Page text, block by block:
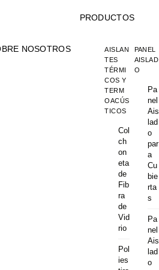
NOSOTROS
PRODUCTOS
AISLAN
TES
TÉRMI
COS Y
TERM
OACÚS
TICOS
Col
ch
on
eta
de
Fib
ra
de
Vid
rio
Pol
ies
PANEL
AISLAD
O
Pa
nel
Ais
lad
o
par
a
Cu
bie
rta
s
Pa
nel
Ais
lad
o